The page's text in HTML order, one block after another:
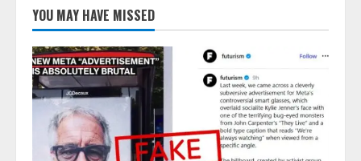
YOU MAY HAVE MISSED